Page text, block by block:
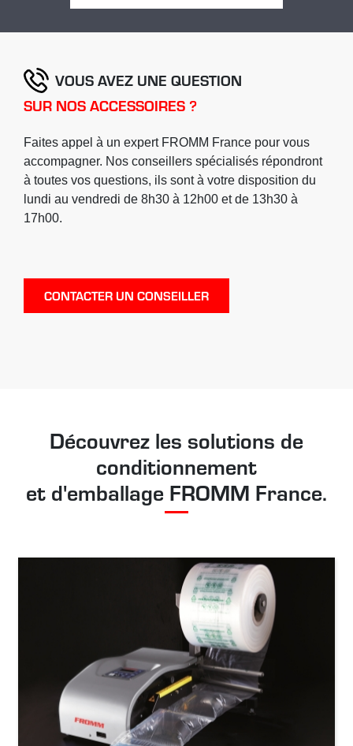
VOUS AVEZ UNE QUESTION
SUR NOS ACCESSOIRES ?
Faites appel à un expert FROMM France pour vous
accompagner. Nos conseillers spécialisés répondront
à toutes vos questions, ils sont à votre disposition du
lundi au vendredi de 8h30 à 12h00 et de 13h30 à
17h00.
CONTACTER UN CONSEILLER
Découvrez les solutions de
conditionnement
et d'emballage FROMM France.